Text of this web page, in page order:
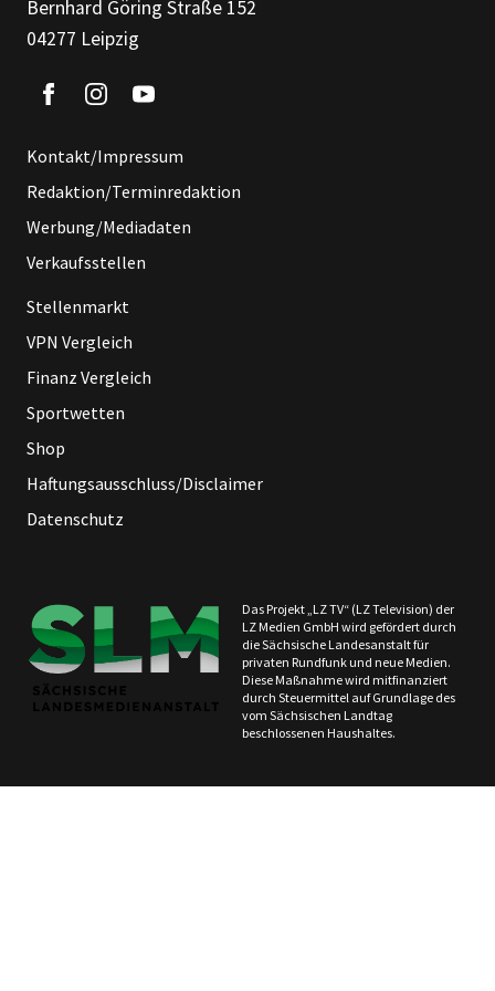
Bernhard Göring Straße 152
04277 Leipzig
Kontakt/Impressum
Redaktion/Terminredaktion
Werbung/Mediadaten
Verkaufsstellen
Stellenmarkt
VPN Vergleich
Finanz Vergleich
Sportwetten
Shop
Haftungsausschluss/Disclaimer
Datenschutz
Das Projekt „LZ TV“ (LZ Television) der
LZ Medien GmbH wird gefördert durch
die Sächsische Landesanstalt für
privaten Rundfunk und neue Medien.
Diese Maßnahme wird mitfinanziert
durch Steuermittel auf Grundlage des
vom Sächsischen Landtag
beschlossenen Haushaltes.